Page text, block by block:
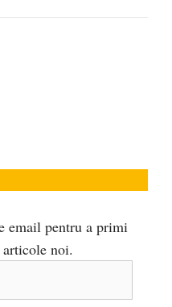
email pentru a primi
noi.